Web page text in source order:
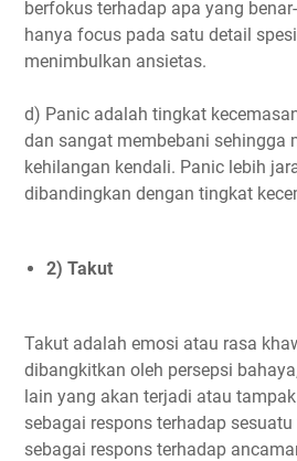
berfokus terhadap apa yang
hanya focus pada satu detail
menimbulkan ansietas.
d) Panic adalah tingkat
dan sangat membebani sehingga
kehilangan kendali. Panic lebih
dibandingkan dengan tingkat
2) Takut
Takut adalah emosi atau rasa
dibangkitkan oleh persepsi
lain yang akan terjadi atau
sebagai respons terhadap
sebagai respons terhadap